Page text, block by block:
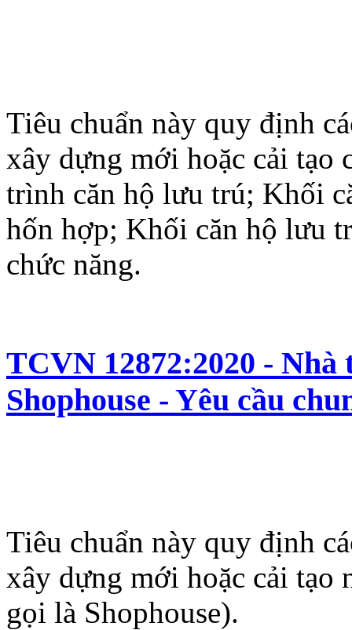
Tiêu chuẩn này quy định
xây dựng mới hoặc cải tạo
trình căn hộ lưu trú; Khối
hốn hợp; Khối căn hộ lưu
chức năng.
TCVN 12872:2020 -
Shophouse - Yêu cầu
Tiêu chuẩn này quy định
xây dựng mới hoặc cải tạo
gọi là Shophouse).